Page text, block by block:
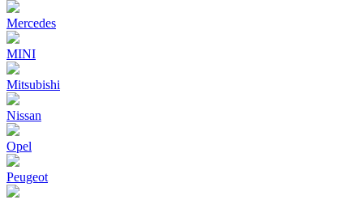
Mercedes
MINI
Mitsubishi
Nissan
Opel
Peugeot